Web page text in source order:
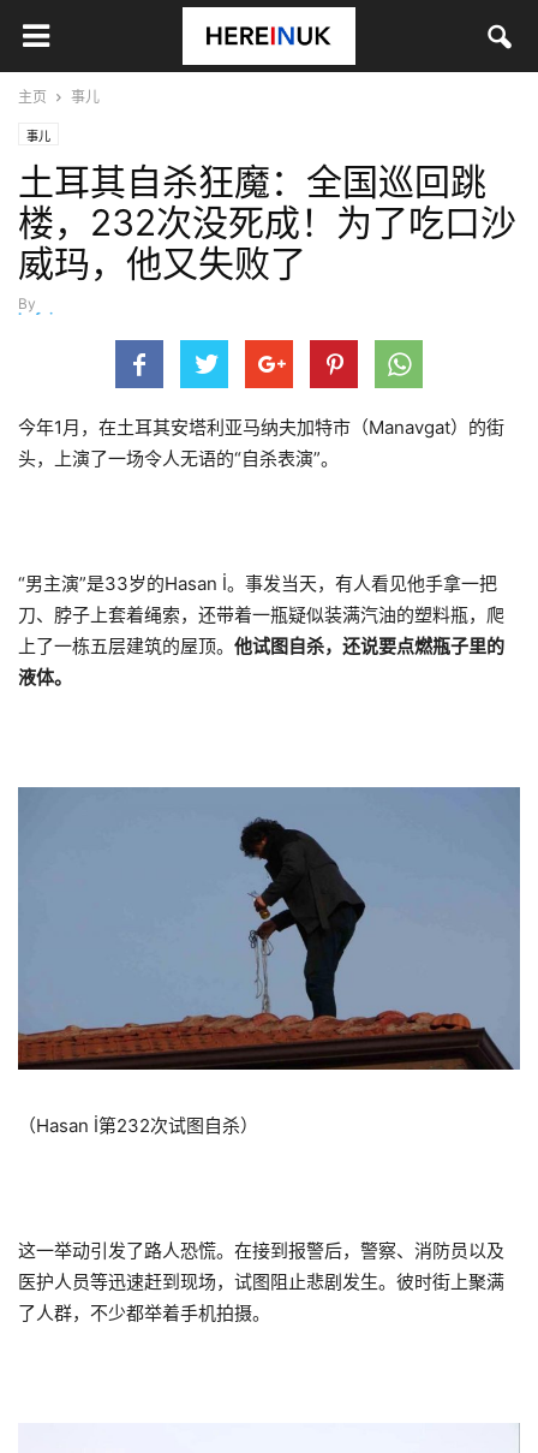
主页 事儿
事儿
土耳其自杀狂魔：全国巡回跳
楼，232次没死成！为了吃口沙
威玛，他又失败了
By
hefei
今年1月，在土耳其安塔利亚马纳夫加特市（Manavgat）的街
头，上演了一场令人无语的“自杀表演”。
“男主演”是33岁的Hasan İ。事发当天，有人看见他手拿一把
刀、脖子上套着绳索，还带着一瓶疑似装满汽油的塑料瓶，爬
上了一栋五层建筑的屋顶。 他试图自杀，还说要点燃瓶子里的
液体。
（Hasan İ第232次试图自杀）
这一举动引发了路人恐慌。在接到报警后，警察、消防员以及
医护人员等迅速赶到现场，试图阻止悲剧发生。彼时街上聚满
了人群，不少都举着手机拍摄。